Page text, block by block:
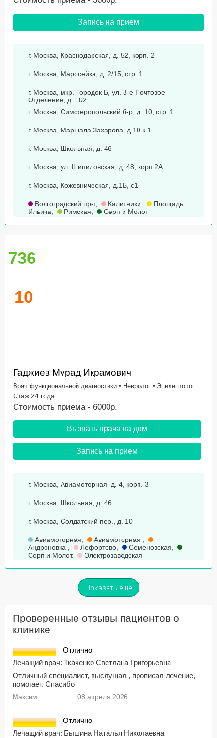
Запись на прием
г. Москва, Краснодарская, д. 52, корп. 2
г. Москва, Маросейка, д. 2/15, стр. 1
г. Москва, мкр. Городок Б, ул. 3-е Почтовое
Отделение, д. 102
г. Москва, Симферопольский б-р, д. 10, стр. 1
г. Москва, Маршала Захарова, д.10 к.1
г. Москва, Школьная, д. 46
г. Москва, ул. Шипиловская, д. 48, корп 2А
г. Москва, Кожевническая, д.1Б, с1
Волгоградский пр-т, Калитники,
Площадь
Ильича, Римская, Серп и Молот
736
10
Гаджиев Мурад Икрамович
Врач функциональной диагностики • Невролог • Эпилептолог
Стаж 24 года
Стоимость приема - 6000р.
Вызвать врача на дом
Запись на прием
г. Москва, Авиамоторная, д. 4, корп. 3
г. Москва, Школьная, д. 46
г. Москва, Солдатский пер., д. 10
Авиамоторная, Авиамоторная ,
Андроновка , Лефортово, Семеновская,
Серп и Молот, Электрозаводская
Показать ещё
Проверенные отзывы пациентов о
клинике
Отлично
Лечащий врач: Ткаченко Светлана Григорьевна
Отличный специалист, выслушал , прописал лечение,
помогает. Спасибо
Максим 08 апреля 2026
Отлично
Лечащий врач: Бышина Наталья Николаевна